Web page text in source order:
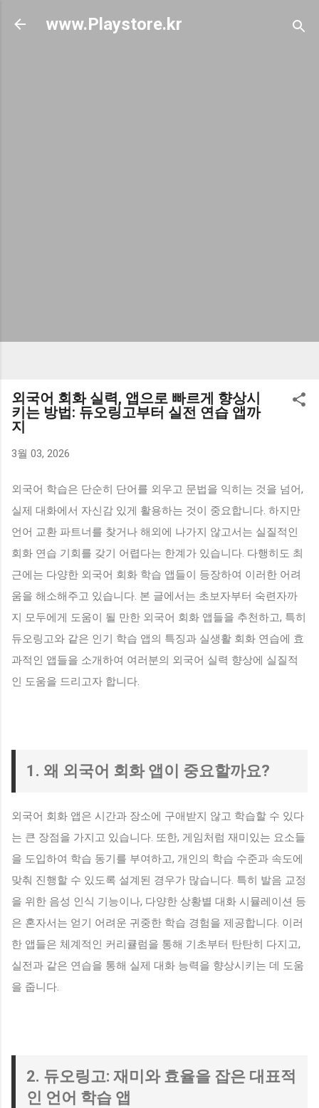
기본 콘텐츠로 건너뛰기
www.Playstore.kr
외국어 회화 실력, 앱으로 빠르게 향상시
키는 방법: 듀오링고부터 실전 연습 앱까
지
3월 03, 2026
외국어 학습은 단순히 단어를 외우고 문법을 익히는 것을 넘어,
실제 대화에서 자신감 있게 활용하는 것이 중요합니다. 하지만
언어 교환 파트너를 찾거나 해외에 나가지 않고서는 실질적인
회화 연습 기회를 갖기 어렵다는 한계가 있습니다. 다행히도 최
근에는 다양한 외국어 회화 학습 앱들이 등장하여 이러한 어려
움을 해소해주고 있습니다. 본 글에서는 초보자부터 숙련자까
지 모두에게 도움이 될 만한 외국어 회화 앱들을 추천하고, 특히
듀오링고와 같은 인기 학습 앱의 특징과 실생활 회화 연습에 효
과적인 앱들을 소개하여 여러분의 외국어 실력 향상에 실질적
인 도움을 드리고자 합니다.
1. 왜 외국어 회화 앱이 중요할까요?
외국어 회화 앱은 시간과 장소에 구애받지 않고 학습할 수 있다
는 큰 장점을 가지고 있습니다. 또한, 게임처럼 재미있는 요소들
을 도입하여 학습 동기를 부여하고, 개인의 학습 수준과 속도에
맞춰 진행할 수 있도록 설계된 경우가 많습니다. 특히 발음 교정
을 위한 음성 인식 기능이나, 다양한 상황별 대화 시뮬레이션 등
은 혼자서는 얻기 어려운 귀중한 학습 경험을 제공합니다. 이러
한 앱들은 체계적인 커리큘럼을 통해 기초부터 탄탄히 다지고,
실전과 같은 연습을 통해 실제 대화 능력을 향상시키는 데 도움
을 줍니다.
2. 듀오링고: 재미와 효율을 잡은 대표적
인 언어 학습 앱